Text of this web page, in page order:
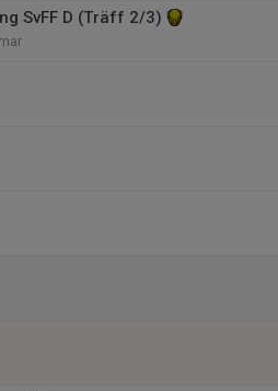
SvFF D (Träff 2/3)